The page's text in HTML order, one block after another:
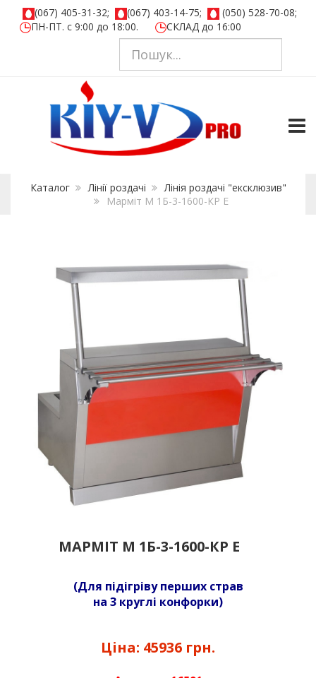
(067) 405-31-32; (067) 403-14-75;
(050) 528-70-08;
ПН-ПТ. с 9:00 до 18:00.
СКЛАД до 16:00
Каталог Лінії роздачі
Лінія роздачі "ексклюзив"
Марміт М 1Б-3-1600-КР Е
МАРМІТ М 1Б-3-1600-КР Е
(Для підігріву перших страв
на 3 круглі конфорки)
Ціна: 45936 грн.